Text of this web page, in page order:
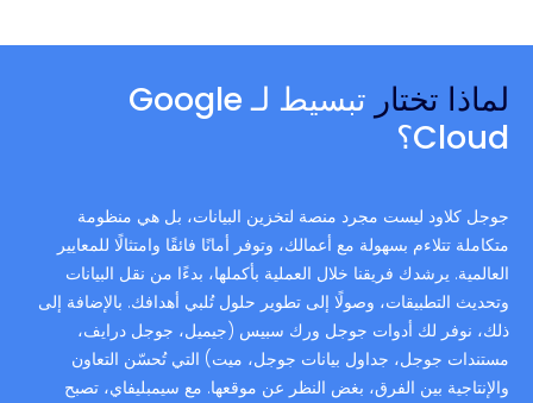
لماذا تختار
تبسيط لـ Google
Cloud؟
جوجل كلاود ليست مجرد منصة لتخزين البيانات، بل هي منظومة
متكاملة تتلاءم بسهولة مع أعمالك، وتوفر أمانًا فائقًا وامتثالًا للمعايير
العالمية. يرشدك فريقنا خلال العملية بأكملها، بدءًا من نقل البيانات
وتحديث التطبيقات، وصولًا إلى تطوير حلول تُلبي أهدافك. بالإضافة إلى
ذلك، نوفر لك أدوات جوجل ورك سبيس (جيميل، جوجل درايف،
مستندات جوجل، جداول بيانات جوجل، ميت) التي تُحسّن التعاون
والإنتاجية بين الفرق، بغض النظر عن موقعها. مع سيمبليفاي، تصبح